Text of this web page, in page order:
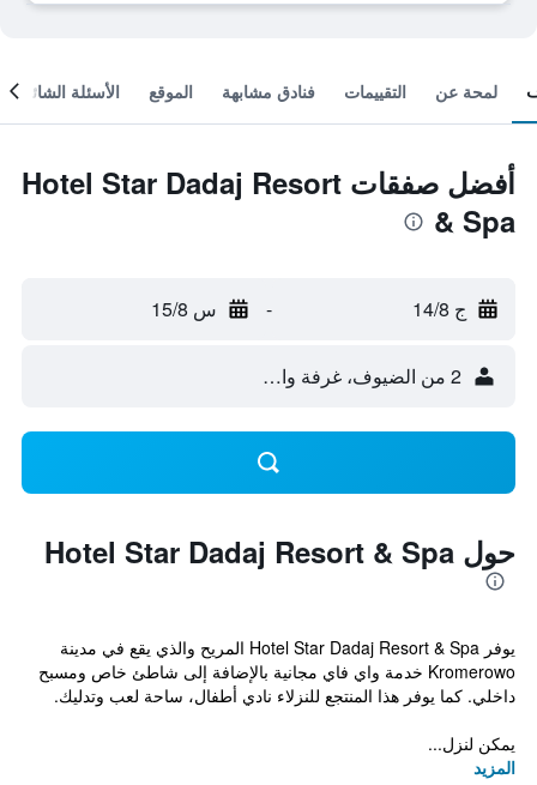
لمحة عن التقييمات فنادق مشابهة الموقع الأسئلة الشائعة
أفضل صفقات Hotel Star Dadaj Resort
& Spa
ج 14/8 - س 15/8
2 من الضيوف، غرفة واحدة
حول Hotel Star Dadaj Resort & Spa
يوفر Hotel Star Dadaj Resort & Spa المريح والذي يقع في مدينة
Kromerowo خدمة واي فاي مجانية بالإضافة إلى شاطئ خاص ومسبح
داخلي. كما يوفر هذا المنتجع للنزلاء نادي أطفال، ساحة لعب وتدليك.
يمكن لنزل...
المزيد